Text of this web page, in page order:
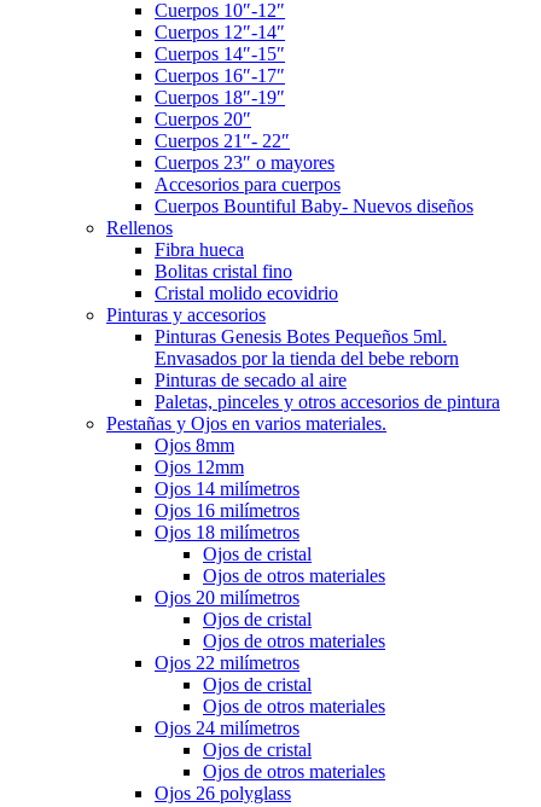
Cuerpos 10″-12″
Cuerpos 12″-14″
Cuerpos 14″-15″
Cuerpos 16″-17″
Cuerpos 18″-19″
Cuerpos 20″
Cuerpos 21″- 22″
Cuerpos 23″ o mayores
Accesorios para cuerpos
Cuerpos Bountiful Baby- Nuevos diseños
Rellenos
Fibra hueca
Bolitas cristal fino
Cristal molido ecovidrio
Pinturas y accesorios
Pinturas Genesis Botes Pequeños 5ml.
Envasados por la tienda del bebe reborn
Pinturas de secado al aire
Paletas, pinceles y otros accesorios de pintura
Pestañas y Ojos en varios materiales.
Ojos 8mm
Ojos 12mm
Ojos 14 milímetros
Ojos 16 milímetros
Ojos 18 milímetros
Ojos de cristal
Ojos de otros materiales
Ojos 20 milímetros
Ojos de cristal
Ojos de otros materiales
Ojos 22 milímetros
Ojos de cristal
Ojos de otros materiales
Ojos 24 milímetros
Ojos de cristal
Ojos de otros materiales
Ojos 26 polyglass